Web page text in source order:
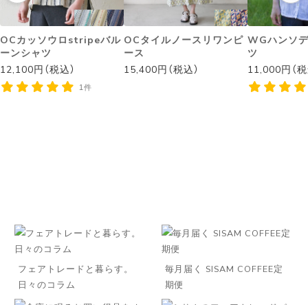
OCカッソウロstripeバル
ーンシャツ
12,100円（税込）
1件
OCタイルノースリワンピ
ース
15,400円（税込）
WGハンソ
ツ
11,000円（税
フェアトレードと暮らす。
日々のコラム
毎月届く SISAM COFFEE定
期便